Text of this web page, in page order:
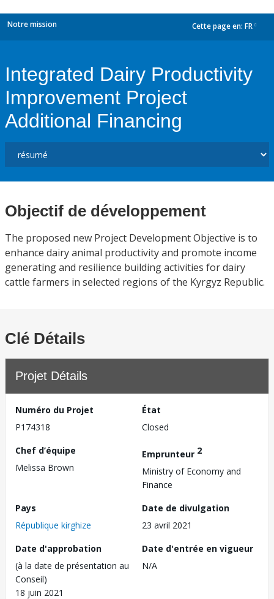
Notre mission Cette page en: FR
Integrated Dairy Productivity
Improvement Project
Additional Financing
Objectif de développement
The proposed new Project Development Objective is to
enhance dairy animal productivity and promote income
generating and resilience building activities for dairy
cattle farmers in selected regions of the Kyrgyz Republic.
Clé Détails
Projet Détails
Numéro du Projet
P174318
État
Closed
Chef d’équipe
Melissa Brown
Emprunteur 2
Ministry of Economy and
Finance
Pays
République kirghize
Date de divulgation
23 avril 2021
Date d'approbation
(à la date de présentation au
Conseil)
18 juin 2021
Date d'entrée en vigueur
N/A